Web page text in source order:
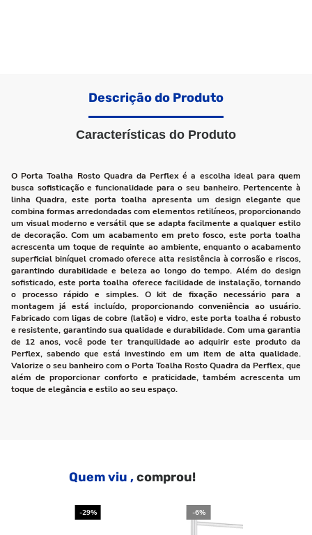
Descrição do Produto
Características do Produto
O Porta Toalha Rosto Quadra da Perflex é a escolha ideal para quem
busca sofisticação e funcionalidade para o seu banheiro. Pertencente à
linha Quadra, este porta toalha apresenta um design elegante que
combina formas arredondadas com elementos retilíneos, proporcionando
um visual moderno e versátil que se adapta facilmente a qualquer estilo
de decoração. Com um acabamento em preto fosco, este porta toalha
acrescenta um toque de requinte ao ambiente, enquanto o acabamento
superficial biníquel cromado oferece alta resistência à corrosão e riscos,
garantindo durabilidade e beleza ao longo do tempo. Além do design
sofisticado, este porta toalha oferece facilidade de instalação, tornando
o processo rápido e simples. O kit de fixação necessário para a
montagem já está incluído, proporcionando conveniência ao usuário.
Fabricado com ligas de cobre (latão) e vidro, este porta toalha é robusto
e resistente, garantindo sua qualidade e durabilidade. Com uma garantia
de 12 anos, você pode ter tranquilidade ao adquirir este produto da
Perflex, sabendo que está investindo em um item de alta qualidade.
Valorize o seu banheiro com o Porta Toalha Rosto Quadra da Perflex, que
além de proporcionar conforto e praticidade, também acrescenta um
toque de elegância e estilo ao seu espaço.
Quem viu ,comprou!
-29% -6%